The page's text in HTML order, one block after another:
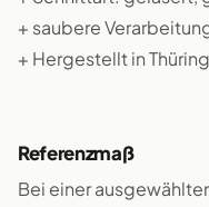
+ saubere
+ Hergestellt in
Referenzmaß
Bei einer